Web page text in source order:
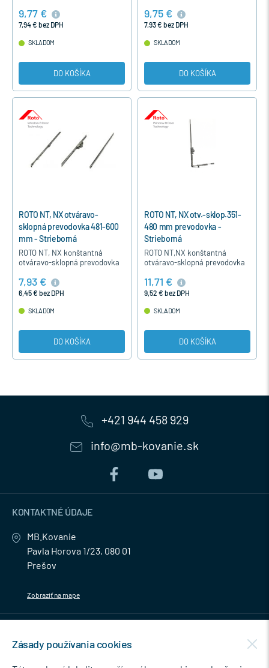
a otváravé okná pre výšku v
drážke kovania 801-1000 mm.
9,77 €
7,94 € bez DPH
SKLADOM
DO KOŠÍKA
a otváravé okná pre výšku v
drážke kovania 601-800 mm.
9,75 €
7,93 € bez DPH
SKLADOM
DO KOŠÍKA
ROTO NT, NX otváravo-
sklopná prevodovka 481-600
mm - Strieborná
ROTO NT, NX konštantná
otváravo-sklopná prevodovka
otváravo-sklopné a otváravé
okná pre výšku v drážke
7,93 €
6,45 € bez DPH
SKLADOM
DO KOŠÍKA
ROTO NT, NX otv.-sklop.351-
480 mm prevodovka -
Strieborná
ROTO NT,NX konštantná
otváravo-sklopná prevodovka
a otváravé okná pre výšku v
drážke kovania 351-480 mm.…
11,71 €
9,52 € bez DPH
SKLADOM
DO KOŠÍKA
+421 944 458 929
info@mb-kovanie.sk
KONTAKTNÉ ÚDAJE
MB.Kovanie
Pavla Horova 1/23, 080 01
Prešov
Zobraziť na mape
Zásady používania cookies